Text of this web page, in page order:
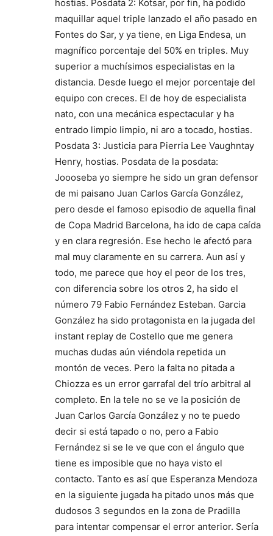
hostias. Posdata 2: Kotsar, por fin, ha podido
maquillar aquel triple lanzado el año pasado en
Fontes do Sar, y ya tiene, en Liga Endesa, un
magnífico porcentaje del 50% en triples. Muy
superior a muchísimos especialistas en la
distancia. Desde luego el mejor porcentaje del
equipo con creces. El de hoy de especialista
nato, con una mecánica espectacular y ha
entrado limpio limpio, ni aro a tocado, hostias.
Posdata 3: Justicia para Pierria Lee Vaughntay
Henry, hostias. Posdata de la posdata:
Joooseba yo siempre he sido un gran defensor
de mi paisano Juan Carlos García González,
pero desde el famoso episodio de aquella final
de Copa Madrid Barcelona, ha ido de capa caída
y en clara regresión. Ese hecho le afectó para
mal muy claramente en su carrera. Aun así y
todo, me parece que hoy el peor de los tres,
con diferencia sobre los otros 2, ha sido el
número 79 Fabio Fernández Esteban. Garcia
González ha sido protagonista en la jugada del
instant replay de Costello que me genera
muchas dudas aún viéndola repetida un
montón de veces. Pero la falta no pitada a
Chiozza es un error garrafal del trío arbitral al
completo. En la tele no se ve la posición de
Juan Carlos García González y no te puedo
decir si está tapado o no, pero a Fabio
Fernández si se le ve que con el ángulo que
tiene es imposible que no haya visto el
contacto. Tanto es así que Esperanza Mendoza
en la siguiente jugada ha pitado unos más que
dudosos 3 segundos en la zona de Pradilla
para intentar compensar el error anterior. Sería